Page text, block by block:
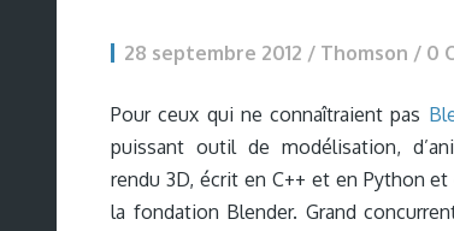
28 septembre 2012 / Thomson / 0
Pour ceux qui ne connaîtraient pas
puissant outil de modélisation,
rendu 3D, écrit en C++ et en Python
la fondation Blender. Grand